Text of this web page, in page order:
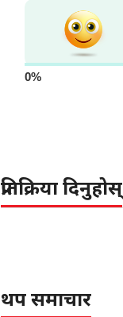
0%
प्रतिक्रिया दिनुहोस्
थप समाचार